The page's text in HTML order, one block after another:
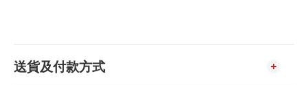
送貨及付款方式